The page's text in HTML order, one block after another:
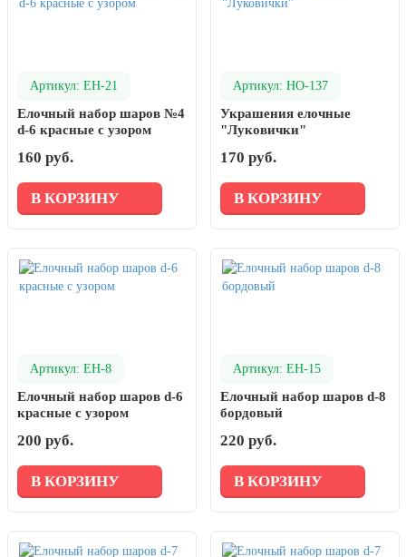
Артикул: ЕН-21
Елочный набор шаров №4
d-6 красные с узором
160 руб.
В КОРЗИНУ
Артикул: НО-137
Украшения елочные
"Луковички"
170 руб.
В КОРЗИНУ
Артикул: ЕН-8
Елочный набор шаров d-6
красные с узором
200 руб.
В КОРЗИНУ
Артикул: ЕН-15
Елочный набор шаров d-8
бордовый
220 руб.
В КОРЗИНУ